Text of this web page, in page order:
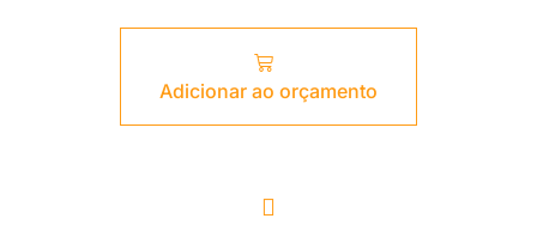
Adicionar ao orçamento